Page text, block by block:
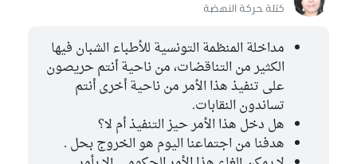
كتلة حركة النهضة
مداخلة المنظمة التونسية للأطباء الشبان فيها
الكثير من التناقضات، من ناحية أنتم حريصون
على تنفيذ هذا الأمر من ناحية أخرى أنتم
تساندون النقابات.
هل دخل هذا الأمر حيز التنفيذ أم لا؟
هدفنا من اجتماعنا اليوم هو الخروج بحل .